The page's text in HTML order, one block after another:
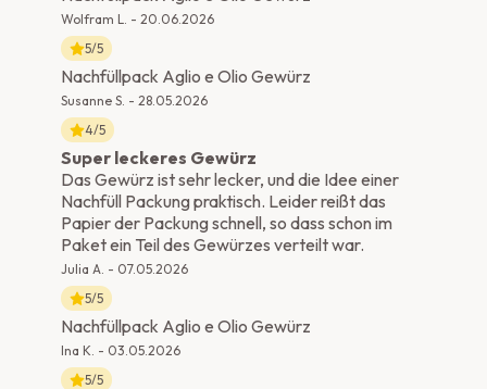
Wolfram L. - 20.06.2026
5/5
Nachfüllpack Aglio e Olio Gewürz
Susanne S. - 28.05.2026
4/5
Super leckeres Gewürz
Das Gewürz ist sehr lecker, und die Idee einer
Nachfüll Packung praktisch. Leider reißt das
Papier der Packung schnell, so dass schon im
Paket ein Teil des Gewürzes verteilt war.
Julia A. - 07.05.2026
5/5
Nachfüllpack Aglio e Olio Gewürz
Ina K. - 03.05.2026
5/5